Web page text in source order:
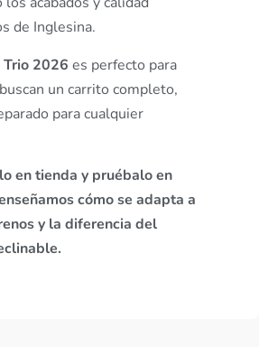
de Inglesina.
2026 es perfecto para
un carrito completo,
para cualquier
en tienda y pruébalo en
cómo se adapta a
y la diferencia del